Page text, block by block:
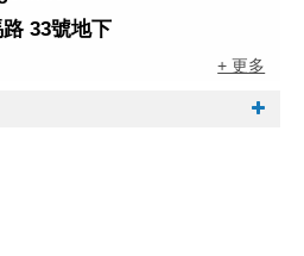
33號地下
+ 更多